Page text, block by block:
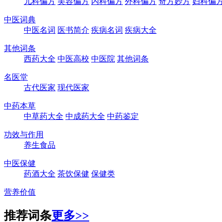
中医词典
中医名词 医书简介 疾病名词 疾病大全
其他词条
西药大全 中医高校 中医院 其他词条
名医堂
古代医家 现代医家
中药本草
中草药大全 中成药大全 中药鉴定
功效与作用
养生食品
中医保健
药酒大全 茶饮保健 保健类
营养价值
推荐词条更多>>